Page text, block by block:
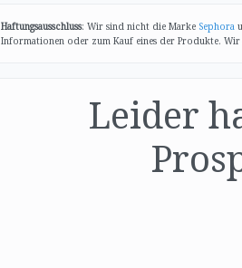
Haftungsausschluss: Wir sind nicht die Marke Sephora
Informationen oder zum Kauf eines der Produkte. Wir
Leider